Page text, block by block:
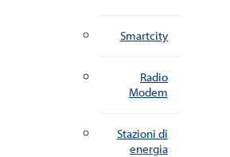
Smartcity
Radio
Modem
Stazioni di
energia